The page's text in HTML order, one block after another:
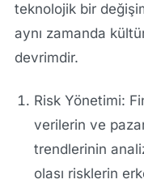
teknolojik bir
aynı zamanda
devrimdir.
Risk Yönetimi:
verilerin ve
trendlerinin
olası risklerin